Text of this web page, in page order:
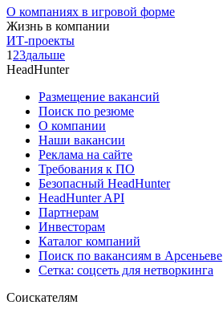
О компаниях в игровой форме
Жизнь в компании
ИТ-проекты
1 23дальше
HeadHunter
Размещение вакансий
Поиск по резюме
О компании
Наши вакансии
Реклама на сайте
Требования к ПО
Безопасный HeadHunter
HeadHunter API
Партнерам
Инвесторам
Каталог компаний
Поиск по вакансиям в Арсеньеве
Сетка: соцсеть для нетворкинга
Соискателям